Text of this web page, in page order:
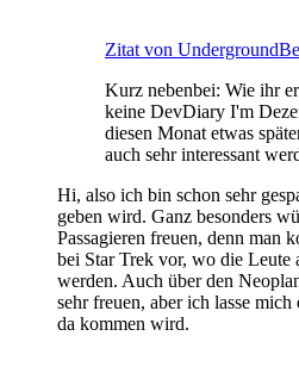
Zitat von
Kurz nebenbei: Wie ihr
keine DevDiary I'm
diesen Monat etwas
auch sehr interessant
Hi, also ich bin schon sehr
geben wird. Ganz besonders
Passagieren freuen, denn man
bei Star Trek vor, wo die Leute
werden. Auch über den
sehr freuen, aber ich lasse
da kommen wird.